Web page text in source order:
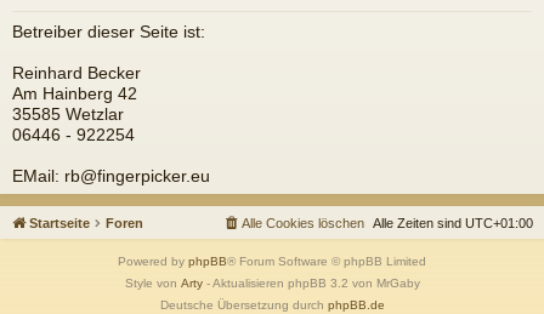
Betreiber dieser Seite ist:
Reinhard Becker
Am Hainberg 42
35585 Wetzlar
06446 - 922254
EMail: rb@fingerpicker.eu
Startseite Foren Alle Zeiten sind UTC+01:00
Alle Cookies löschen
Powered by phpBB® Forum Software © phpBB Limited
Style von Arty- Aktualisieren phpBB 3.2 von MrGaby
Deutsche Übersetzung durch phpBB.de